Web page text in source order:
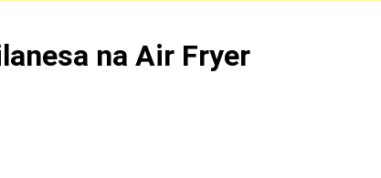
na Air Fryer